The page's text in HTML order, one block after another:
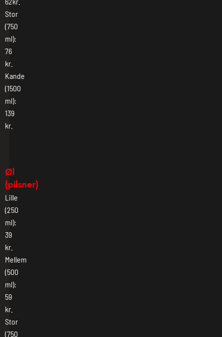
Stor
(750
ml):
76
kr.
Kande
(1500
ml):
139
kr.
Øl
(pilsner)
Lille
(250
ml):
39
kr.
Mellem
(500
ml):
59
kr.
Stor
(750